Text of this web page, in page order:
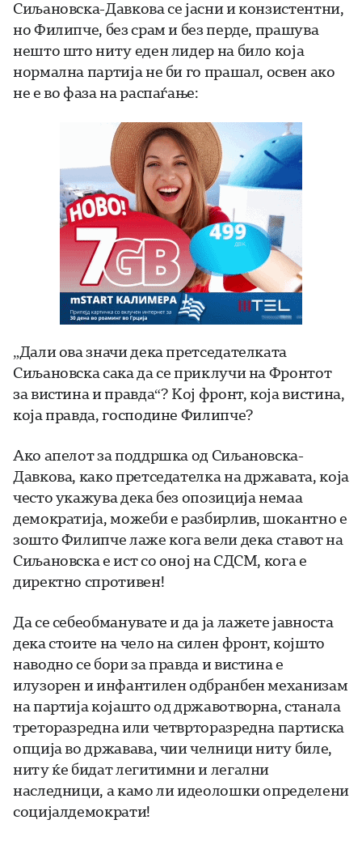
Сиљановска-Давкова се јасни и конзистентни,
но Филипче, без срам и без перде, прашува
нешто што ниту еден лидер на било која
нормална партија не би го прашал, освен ако
не е во фаза на распаѓање:
„Дали ова значи дека претседателката
Сиљановска сака да се приклучи на Фронтот
за вистина и правда“? Кој фронт, која вистина,
која правда, господине Филипче?
Ако апелот за поддршка од Сиљановска-
Давкова, како претседателка на државата, која
често укажува дека без опозиција немаа
демократија, можеби е разбирлив, шокантно е
зошто Филипче лаже кога вели дека ставот на
Сиљановска е ист со оној на СДСМ, кога е
директно спротивен!
Да се себеобманувате и да ја лажете јавноста
дека стоите на чело на силен фронт, којшто
наводно се бори за правда и вистина е
илузорен и инфантилен одбранбен механизам
на партија којашто од државотворна, станала
треторазредна или четврторазредна партиска
опција во државава, чии челници ниту биле,
ниту ќе бидат легитимни и легални
наследници, а камо ли идеолошки определени
социјалдемократи!